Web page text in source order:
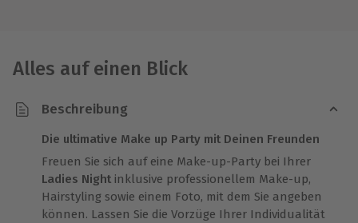
Alles auf einen Blick
Beschreibung
Die ultimative Make up Party mit Deinen Freunden
Freuen Sie sich auf eine Make-up-Party bei Ihrer
Ladies Night inklusive professionellem Make-up,
Hairstyling sowie einem Foto, mit dem Sie angeben
können. Lassen Sie die Vorzüge Ihrer Individualität